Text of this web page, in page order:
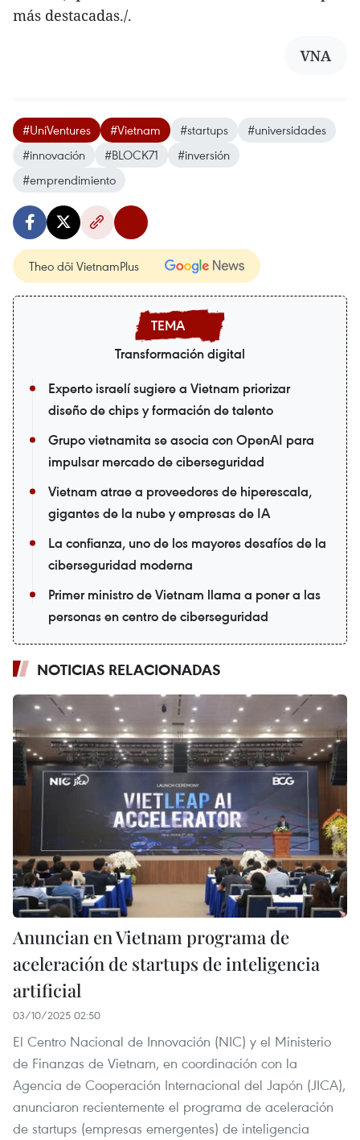
más destacadas./.
VNA
#UniVentures #Vietnam #startups
#universidades
#innovación
#BLOCK71
#inversión
#emprendimiento
Theo dõi VietnamPlus
Transformación digital
Experto israelí sugiere a Vietnam priorizar
diseño de chips y formación de talento
Grupo vietnamita se asocia con OpenAI para
impulsar mercado de ciberseguridad
Vietnam atrae a proveedores de hiperescala,
gigantes de la nube y empresas de IA
La confianza, uno de los mayores desafíos de la
ciberseguridad moderna
Primer ministro de Vietnam llama a poner a las
personas en centro de ciberseguridad
NOTICIAS RELACIONADAS
Anuncian en Vietnam programa de
aceleración de startups de inteligencia
artificial
03/10/2025 02:50
El Centro Nacional de Innovación (NIC) y el Ministerio
de Finanzas de Vietnam, en coordinación con la
Agencia de Cooperación Internacional del Japón (JICA),
anunciaron recientemente el programa de aceleración
de startups (empresas emergentes) de inteligencia